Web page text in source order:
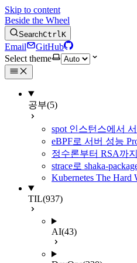
Skip to content
Beside the Wheel
SearchCtrlK
Email
GitHub
Select theme
공부(5)
spot 인스턴스에서
eBPF로 서버 성능
정수론부터 RSA까지
strace로 shaka-
Kubernetes The Hard
TIL(937)
AI(43)